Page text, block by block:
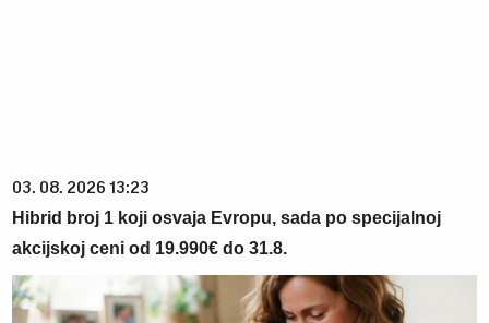
03. 08. 2026 13:23
Hibrid broj 1 koji osvaja Evropu, sada po specijalnoj
akcijskoj ceni od 19.990€ do 31.8.